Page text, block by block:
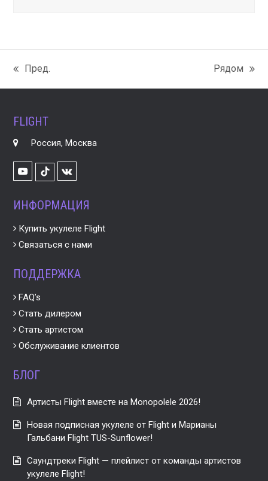
previous
post:
Пред.
next
post:
Рядом
FLIGHT
Россия, Москва
YoutubeTikTok
VK
ИНФОРМАЦИЯ
Купить укулеле Flight
Связаться с нами
ПОДДЕРЖКА
FAQ’s
Стать дилером
Стать артистом
Обслуживание клиентов
БЛОГ
Артисты Flight вместе на Monopolele 2026!
Новая подписная укулеле от Flight и Марианы
Гальбани Flight TUS-Sunflower!
Саундтреки Flight — плейлист от команды артистов
укулеле Flight!